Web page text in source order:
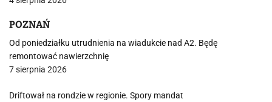
POZNAŃ
Od poniedziałku utrudnienia na wiadukcie nad A2. Będę
remontować nawierzchnię
7 sierpnia 2026
Driftował na rondzie w regionie. Spory mandat